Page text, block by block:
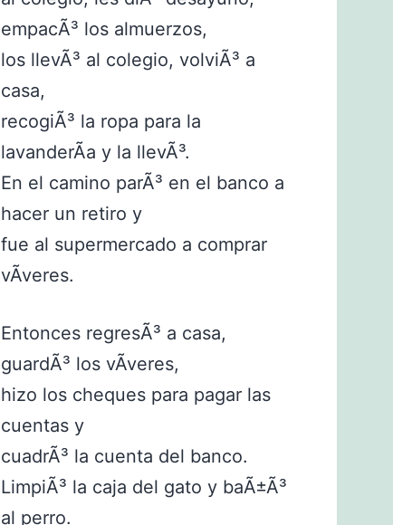
empacÃ³ los almuerzos,
los llevÃ³ al colegio, volviÃ³ a
casa,
recogiÃ³ la ropa para la
lavanderÃ­a y la llevÃ³.
En el camino parÃ³ en el banco a
hacer un retiro y
fue al supermercado a comprar
vÃ­veres.
Entonces regresÃ³ a casa,
guardÃ³ los vÃ­veres,
hizo los cheques para pagar las
cuentas y
cuadrÃ³ la cuenta del banco.
LimpiÃ³ la caja del gato y baÃ±Ã³
al perro.